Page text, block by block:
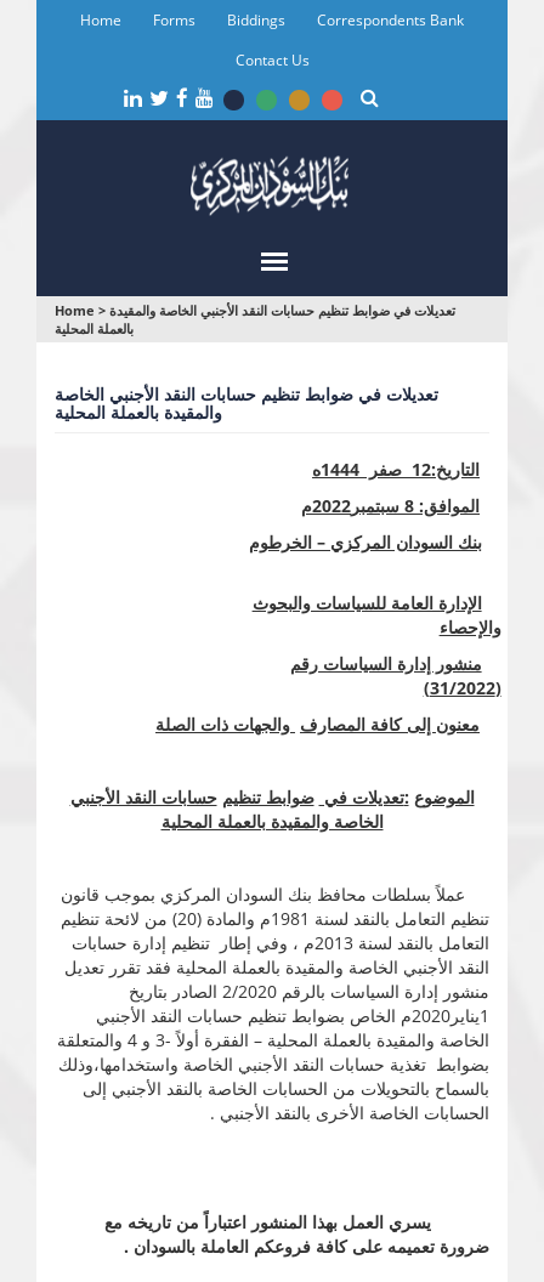
Home Forms Biddings
Correspondents Bank
Contact Us
You
here
Home > تعديلات في ضوابط تنظيم حسابات النقد الأجنبي الخاصة والمقيدة
بالعملة المحلية
تعديلات في ضوابط تنظيم حسابات النقد الأجنبي الخاصة
والمقيدة بالعملة المحلية
التاريخ:12 صفر 1444ه
الموافق: 8 سبتمبر 2022م
بنك السودان المركزي – الخرطوم
الإدارة العامة للسياسات والبحوث
والإحصاء
منشور إدارة السياسات رقم
(31/2022)
معنون إلى كافة المصارف والجهات ذات الصلة
الموضوع :تعديلات في ضوابط تنظيم حسابات النقد الأجنبي
الخاصة والمقيدة بالعملة المحلية
عملاً بسلطات محافظ بنك السودان المركزي بموجب قانون
تنظيم التعامل بالنقد لسنة 1981م والمادة (20) من لائحة تنظيم
التعامل بالنقد لسنة 2013م ، وفي إطار تنظيم إدارة حسابات
النقد الأجنبي الخاصة والمقيدة بالعملة المحلية فقد تقرر تعديل
منشور إدارة السياسات بالرقم 2/2020 الصادر بتاريخ
1يناير2020م الخاص بضوابط تنظيم حسابات النقد الأجنبي
الخاصة والمقيدة بالعملة المحلية – الفقرة أولاً -3 و 4 والمتعلقة
بضوابط تغذية حسابات النقد الأجنبي الخاصة واستخدامها،وذلك
بالسماح بالتحويلات من الحسابات الخاصة بالنقد الأجنبي إلى
الحسابات الخاصة الأخرى بالنقد الأجنبي .
يسري العمل بهذا المنشور اعتباراً من تاريخه مع
ضرورة تعميمه على كافة فروعكم العاملة بالسودان .